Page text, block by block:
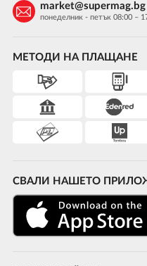
МЕТОДИ НА ПЛАЩАНЕ
СВАЛИ НАШЕТО
market@supermag.bg
понеделник - петък 08:00 –